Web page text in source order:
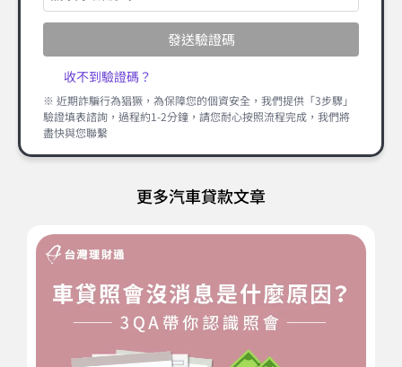
發送驗證碼
收不到驗證碼？
※ 近期詐騙行為猖獗，為保障您的個資安全，我們提供「3步驟」
驗證填表諮詢，過程約1-2分鐘，請您耐心按照流程完成，我們將
盡快與您聯繫
更多汽車貸款文章